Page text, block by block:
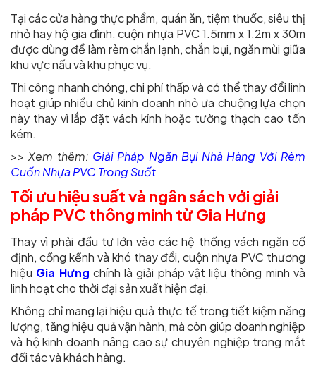
Tại các cửa hàng thực phẩm, quán ăn, tiệm thuốc, siêu thị
nhỏ hay hộ gia đình, cuộn nhựa PVC 1.5mm x 1.2m x 30m
được dùng để làm rèm chắn lạnh, chắn bụi, ngăn mùi giữa
khu vực nấu và khu phục vụ.
Thi công nhanh chóng, chi phí thấp và có thể thay đổi linh
hoạt giúp nhiều chủ kinh doanh nhỏ ưa chuộng lựa chọn
này thay vì lắp đặt vách kính hoặc tường thạch cao tốn
kém.
>> Xem thêm: Giải Pháp Ngăn Bụi Nhà Hàng Với Rèm
Cuốn Nhựa PVC Trong Suốt
Tối ưu hiệu suất và ngân sách với giải
pháp PVC thông minh từ Gia Hưng
Thay vì phải đầu tư lớn vào các hệ thống vách ngăn cố
định, cồng kềnh và khó thay đổi, cuộn nhựa PVC thương
hiệu Gia Hưng chính là giải pháp vật liệu thông minh và
linh hoạt cho thời đại sản xuất hiện đại.
Không chỉ mang lại hiệu quả thực tế trong tiết kiệm năng
lượng, tăng hiệu quả vận hành, mà còn giúp doanh nghiệp
và hộ kinh doanh nâng cao sự chuyên nghiệp trong mắt
đối tác và khách hàng.